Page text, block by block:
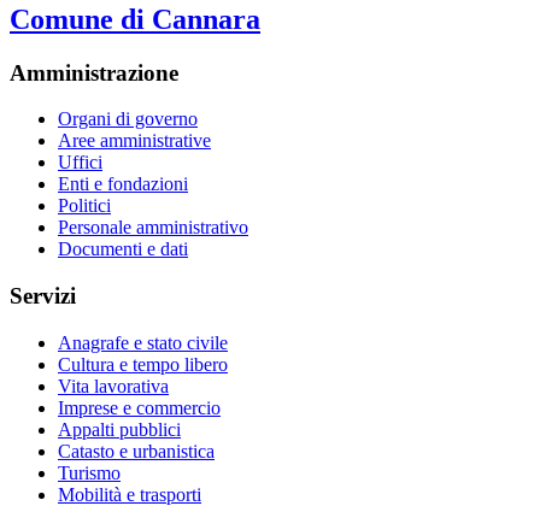
Comune di Cannara
Amministrazione
Organi di governo
Aree amministrative
Uffici
Enti e fondazioni
Politici
Personale amministrativo
Documenti e dati
Servizi
Anagrafe e stato civile
Cultura e tempo libero
Vita lavorativa
Imprese e commercio
Appalti pubblici
Catasto e urbanistica
Turismo
Mobilità e trasporti